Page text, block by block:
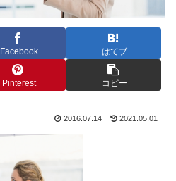
Facebook はてブ
Pinterest コピー
2016.07.14 2021.05.01